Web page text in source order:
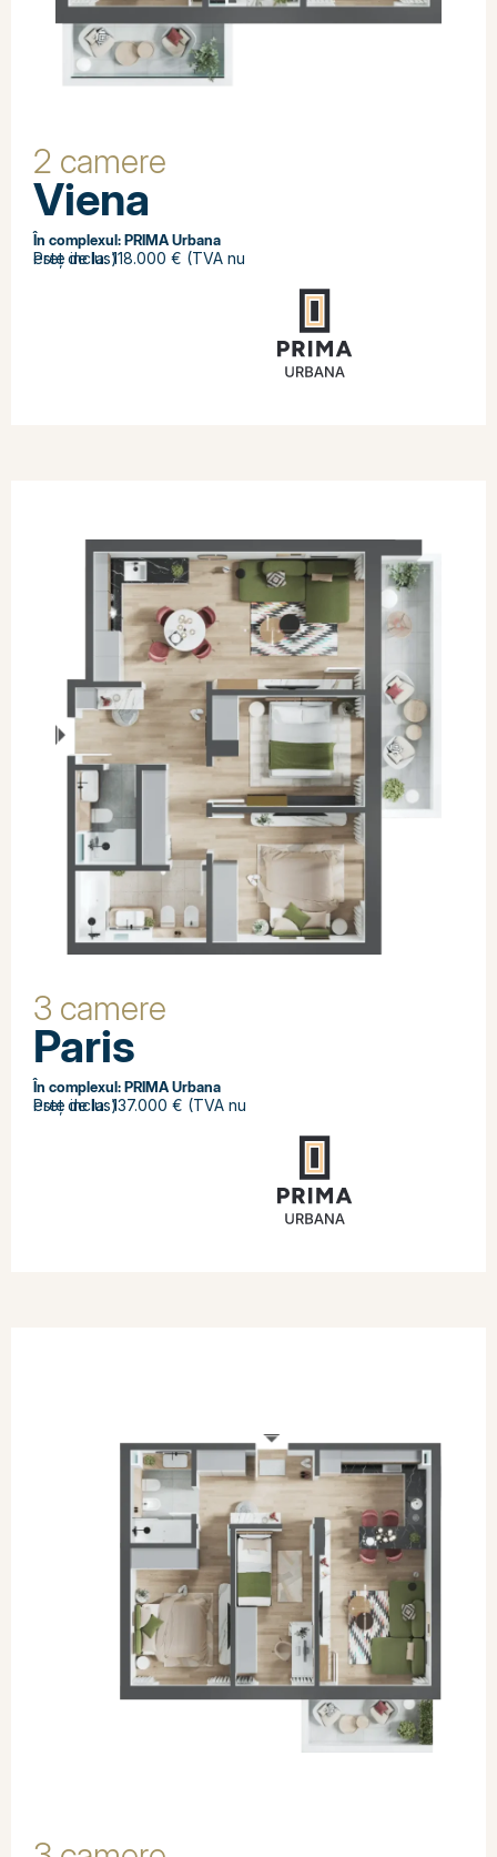
2 camere
Viena
În complexul:PRIMA Urbana
Preț de la: 118.000 € (TVA nu este inclus)
3 camere
Paris
În complexul:PRIMA Urbana
Preț de la: 137.000 € (TVA nu este inclus)